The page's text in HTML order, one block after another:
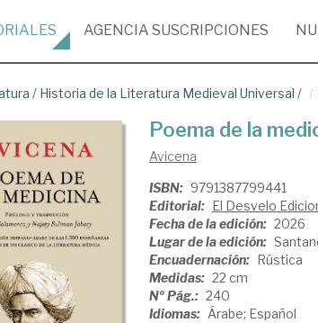
AGENCIA SUSCRIPCIONES
/ Historia de la Literatura Medieval Universal /
Poema de la
Avicena
ISBN: 9791387799441
Editorial: El Desvelo
Fecha de la edición: 2026
Lugar de la edición:
Encuadernación: Rústica
Medidas: 22 cm
Nº Pág.: 240
Idiomas: Árabe; Español